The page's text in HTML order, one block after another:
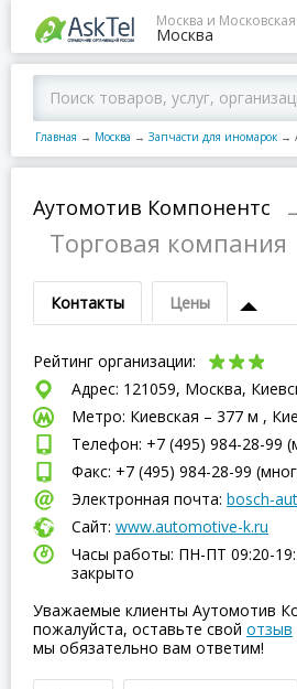
Москва и
Москва
Главная → Москва → Запчасти для иномарок →
Аутомотив Компонентс
–
Торговая компания
Контакты Цены
Рейтинг организации:
Адрес: 121059, Москва,
Метро: Киевская – 377 м ,
Телефон: +7 (495) 984-28-99
Факс: +7 (495) 984-28-99
Электронная почта: bosch-
Сайт: www.automotive-k.ru
Часы работы: ПН-ПТ 09:20-
закрыто
Уважаемые клиенты Аутомотив
пожалуйста, оставьте свой отзыв
мы обязательно вам ответим!